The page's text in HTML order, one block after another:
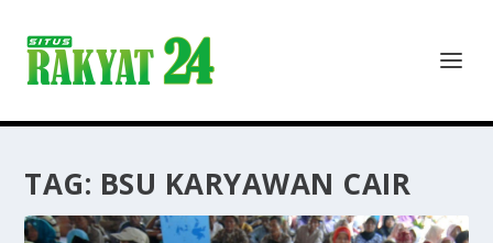
TAG: BSU KARYAWAN CAIR